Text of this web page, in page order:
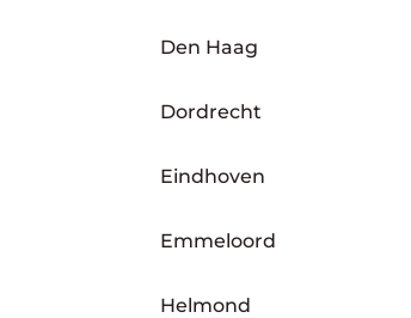
Den Haag
Dordrecht
Eindhoven
Emmeloord
Helmond